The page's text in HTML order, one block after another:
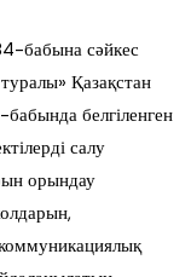
бабына сәйкес
Қазақстан
белгіленген
салу
орындау